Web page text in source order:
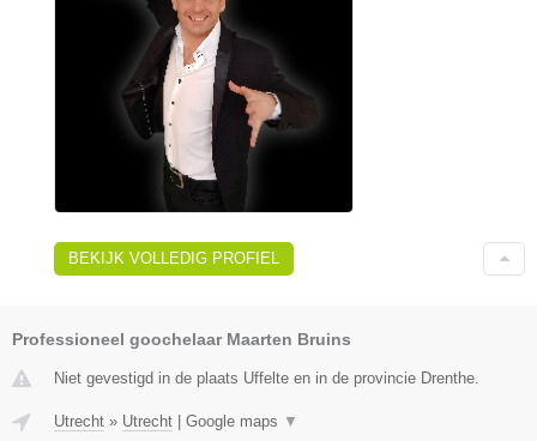
BEKIJK VOLLEDIG PROFIEL
Professioneel goochelaar Maarten Bruins
Niet gevestigd in de plaats Uffelte en in de provincie Drenthe.
Utrecht » Utrecht Google maps ▼